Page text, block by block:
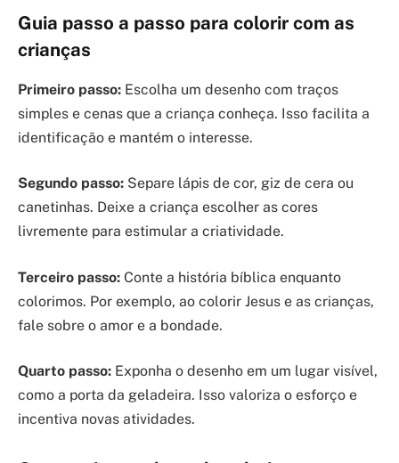
Guia passo a passo para colorir com as
crianças
Primeiro passo: Escolha um desenho com traços
simples e cenas que a criança conheça. Isso facilita a
identificação e mantém o interesse.
Segundo passo: Separe lápis de cor, giz de cera ou
canetinhas. Deixe a criança escolher as cores
livremente para estimular a criatividade.
Terceiro passo: Conte a história bíblica enquanto
colorimos. Por exemplo, ao colorir Jesus e as crianças,
fale sobre o amor e a bondade.
Quarto passo: Exponha o desenho em um lugar visível,
como a porta da geladeira. Isso valoriza o esforço e
incentiva novas atividades.